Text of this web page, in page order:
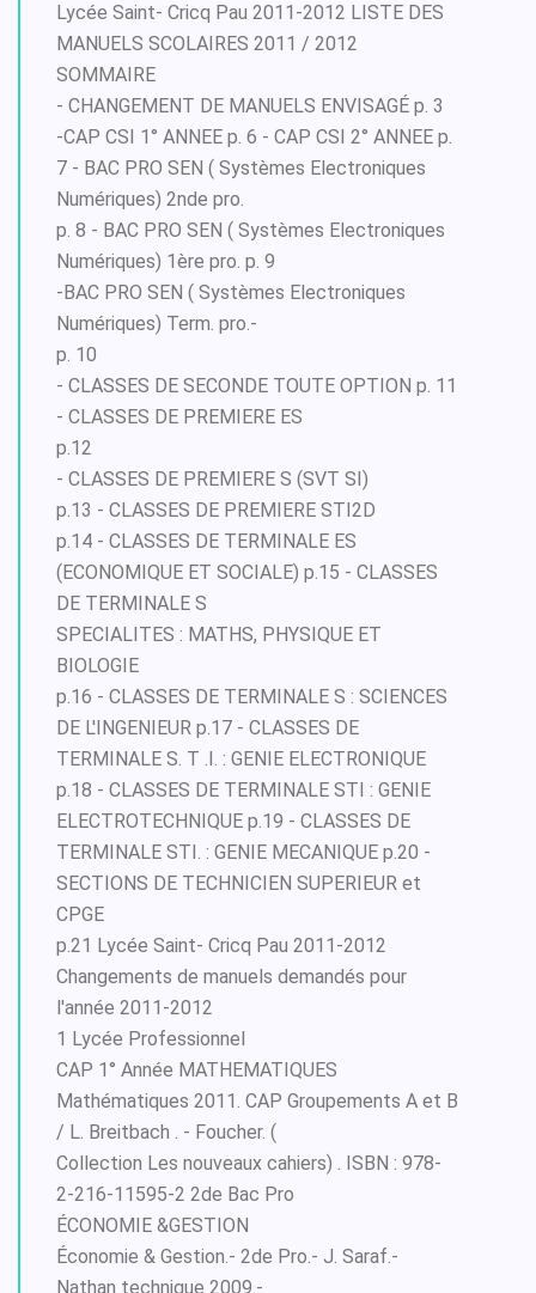
Lycée Saint- Cricq Pau 2011-2012 LISTE DES
MANUELS SCOLAIRES 2011 / 2012
SOMMAIRE
- CHANGEMENT DE MANUELS ENVISAGÉ p. 3
-CAP CSI 1° ANNEE p. 6 - CAP CSI 2° ANNEE p.
7 - BAC PRO SEN ( Systèmes Electroniques
Numériques) 2nde pro.
p. 8 - BAC PRO SEN ( Systèmes Electroniques
Numériques) 1ère pro. p. 9
-BAC PRO SEN ( Systèmes Electroniques
Numériques) Term. pro.-
p. 10
- CLASSES DE SECONDE TOUTE OPTION p. 11
- CLASSES DE PREMIERE ES
p.12
- CLASSES DE PREMIERE S (SVT SI)
p.13 - CLASSES DE PREMIERE STI2D
p.14 - CLASSES DE TERMINALE ES
(ECONOMIQUE ET SOCIALE) p.15 - CLASSES
DE TERMINALE S
SPECIALITES : MATHS, PHYSIQUE ET
BIOLOGIE
p.16 - CLASSES DE TERMINALE S : SCIENCES
DE L'INGENIEUR p.17 - CLASSES DE
TERMINALE S. T .I. : GENIE ELECTRONIQUE
p.18 - CLASSES DE TERMINALE STI : GENIE
ELECTROTECHNIQUE p.19 - CLASSES DE
TERMINALE STI. : GENIE MECANIQUE p.20 -
SECTIONS DE TECHNICIEN SUPERIEUR et
CPGE
p.21 Lycée Saint- Cricq Pau 2011-2012
Changements de manuels demandés pour
l'année 2011-2012
1 Lycée Professionnel
CAP 1° Année MATHEMATIQUES
Mathématiques 2011. CAP Groupements A et B
/ L. Breitbach . - Foucher. (
Collection Les nouveaux cahiers) . ISBN : 978-
2-216-11595-2 2de Bac Pro
ÉCONOMIE &GESTION
Économie & Gestion.- 2de Pro.- J. Saraf.-
Nathan technique 2009.-